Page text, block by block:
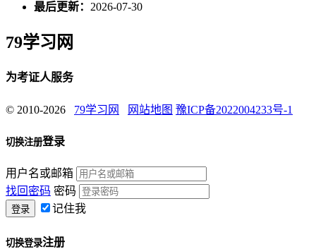
最后更新： 2026-07-30
79学习网
为考证人服务
© 2010-2026 79学习网 网站地图 豫ICP备2022004233号-1
切换注册登录
用户名或邮箱
找回密码 密码
记住我
切换登录注册